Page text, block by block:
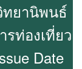
ทยานิพนธ์
ท่องเที่ยว
Date